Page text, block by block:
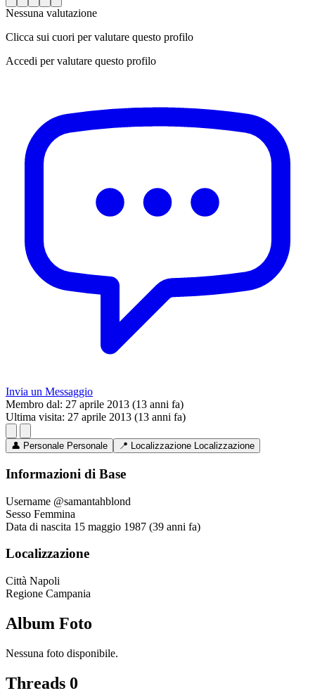
Nessuna valutazione
Clicca sui cuori per valutare questo profilo
Accedi per valutare questo profilo
Invia un Messaggio
Membro dal: 27 aprile 2013 (13 anni fa)
Ultima visita: 27 aprile 2013 (13 anni fa)
👤 Personale Personale 📍 Localizzazione Localizzazione
Informazioni di Base
Username @samantahblond
Sesso Femmina
Data di nascita 15 maggio 1987 (39 anni fa)
Localizzazione
Città Napoli
Regione Campania
Album Foto
Nessuna foto disponibile.
Threads 0